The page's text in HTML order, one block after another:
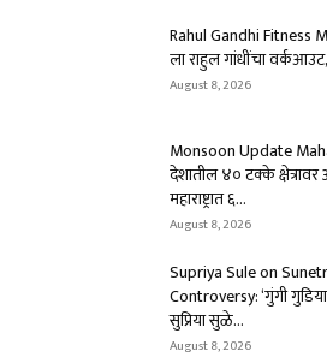
Rahul Gandhi Fitness
ला राहुल गांधींचा
August 8, 2026
Monsoon Update
देशातील ४० टक्के
महाराष्ट्रात ६...
August 8, 2026
Supriya Sule on
Controversy: ‘गुंगी
सुप्रिया सुळे...
August 8, 2026